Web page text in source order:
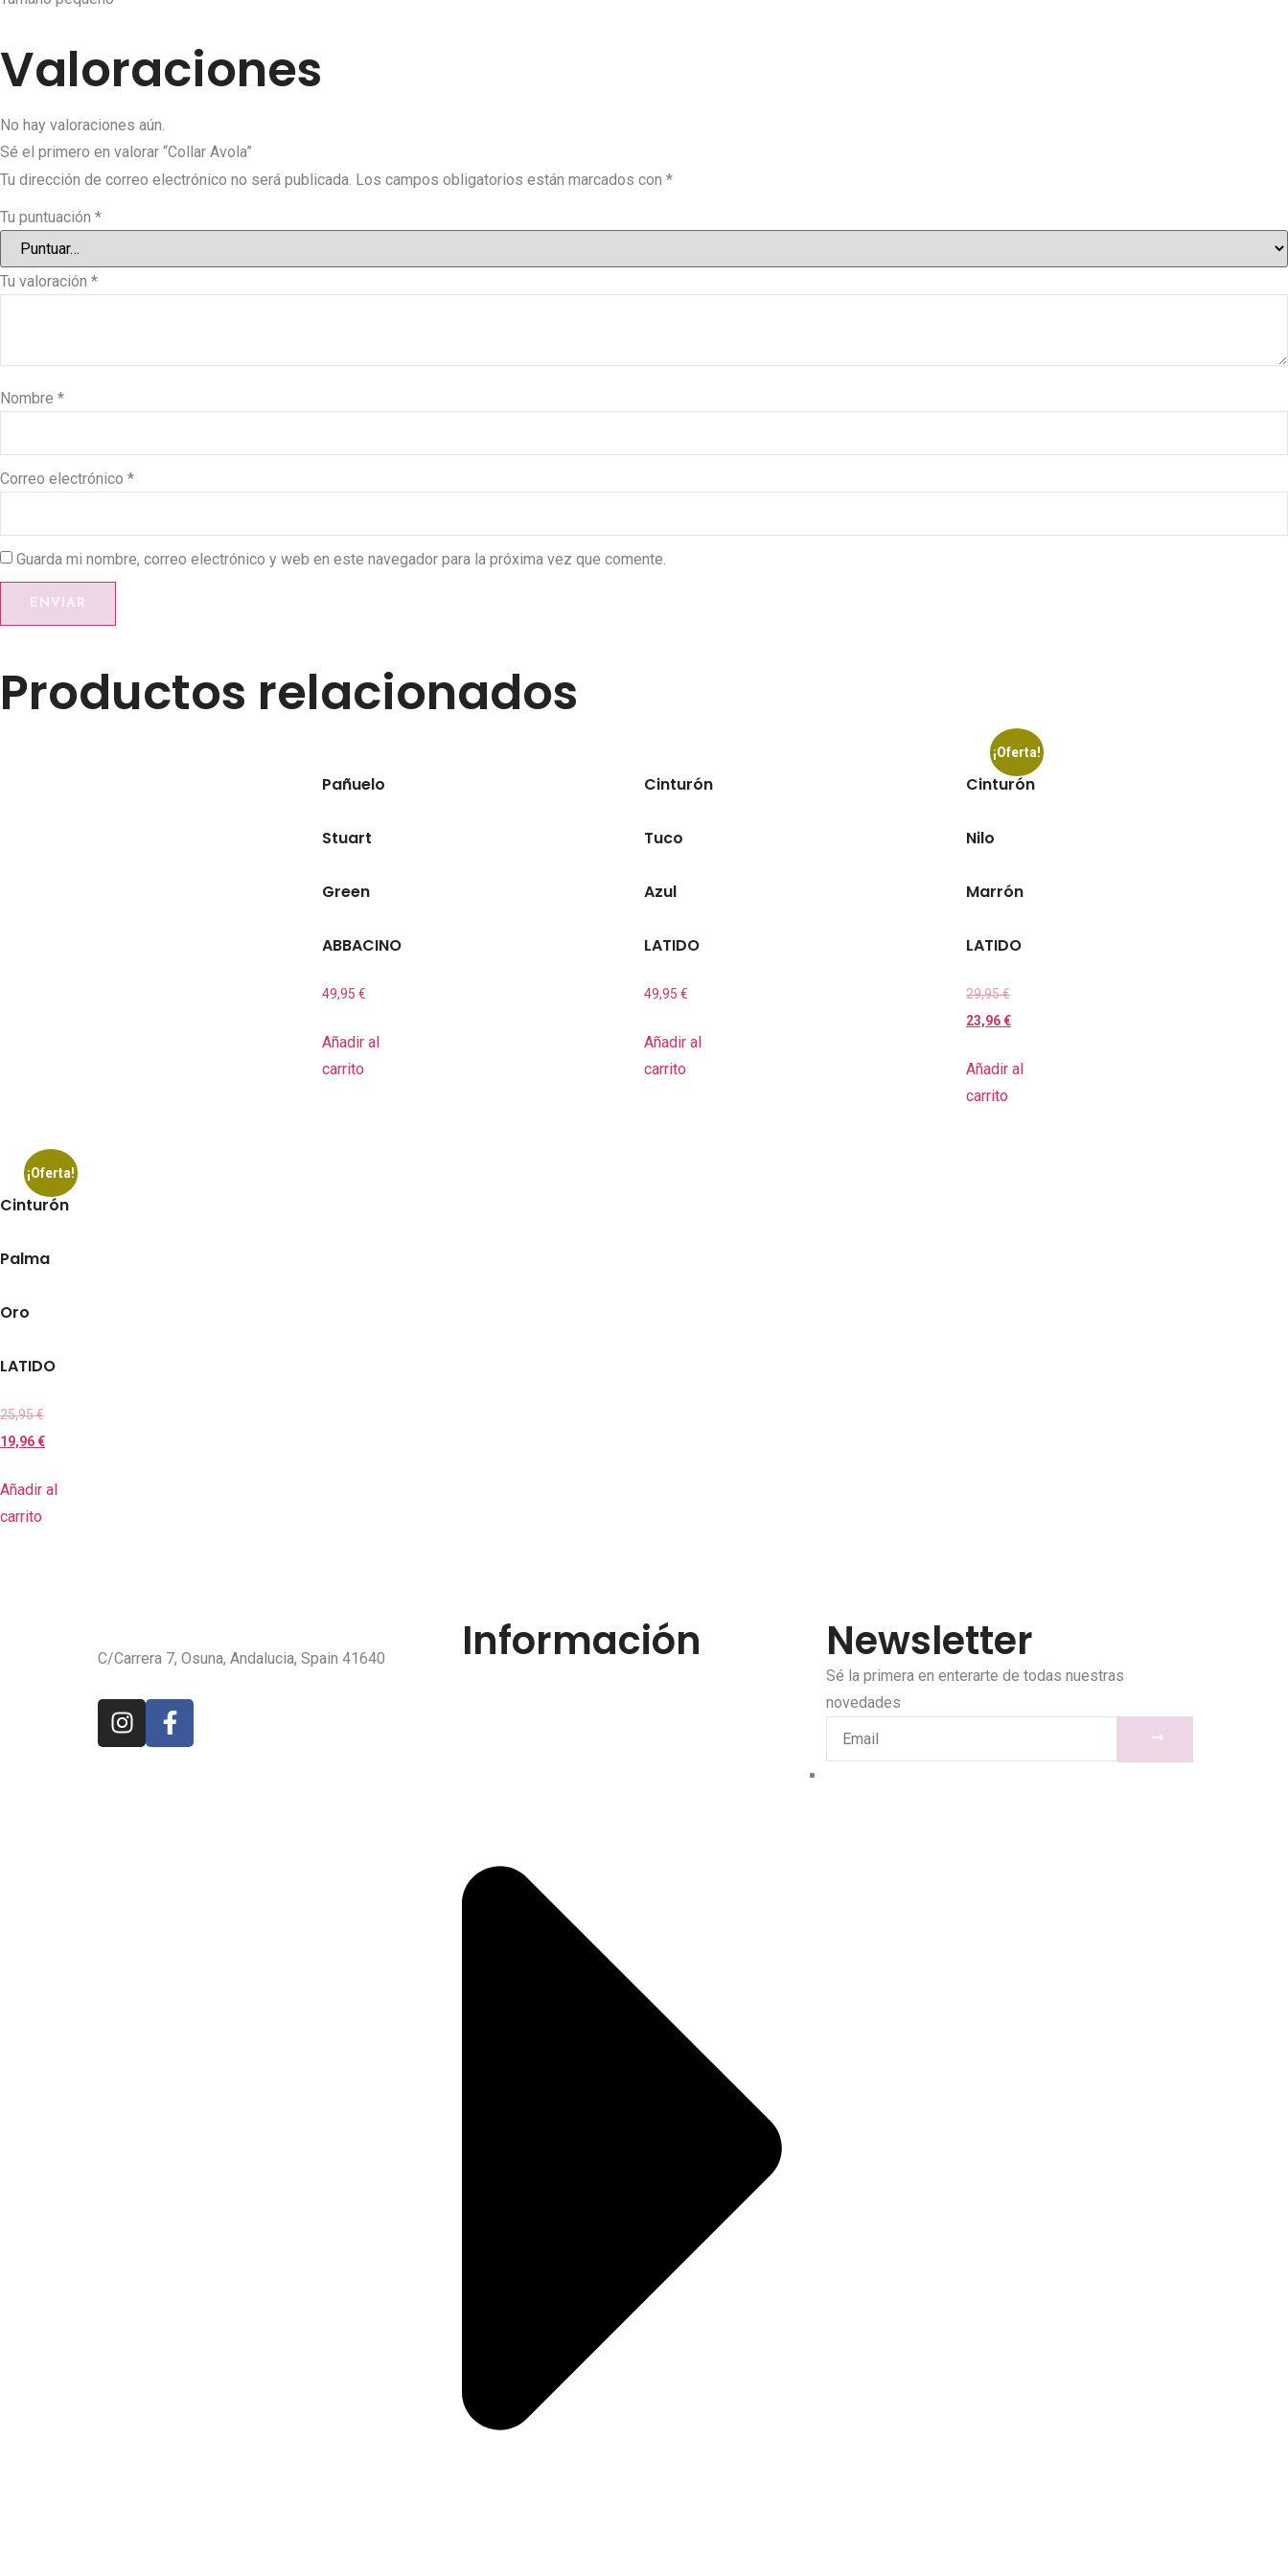
Valoraciones
No hay valoraciones aún.
Sé el primero en valorar “Collar Avola”
Tu dirección de correo electrónico no será publicada. Los campos obligatorios están marcados con *
Tu puntuación *
Tu valoración *
Nombre *
Correo electrónico *
Guarda mi nombre, correo electrónico y web en este navegador para la próxima vez que comente.
Productos relacionados
Pañuelo
Stuart
Green
ABBACINO
49,95 €
Añadir al
carrito
Cinturón
Tuco
Azul
LATIDO
49,95 €
Añadir al
carrito
¡Oferta!
Cinturón
Nilo
Marrón
LATIDO
29,95€
23,96€
Añadir al
carrito
¡Oferta!
Cinturón
Palma
Oro
LATIDO
25,95€
19,96€
Añadir al
carrito
C/Carrera 7, Osuna, Andalucia, Spain 41640
Información Newsletter
Sé la primera en enterarte de todas nuestras
novedades